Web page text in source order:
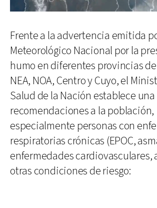
Frente a la advertencia emitida
Meteorológico Nacional por la
humo en diferentes provincias
NEA, NOA, Centro y Cuyo, el
Salud de la Nación establece
recomendaciones a la población,
especialmente personas con
respiratorias crónicas (EPOC,
enfermedades cardiovasculares,
otras condiciones de riesgo: